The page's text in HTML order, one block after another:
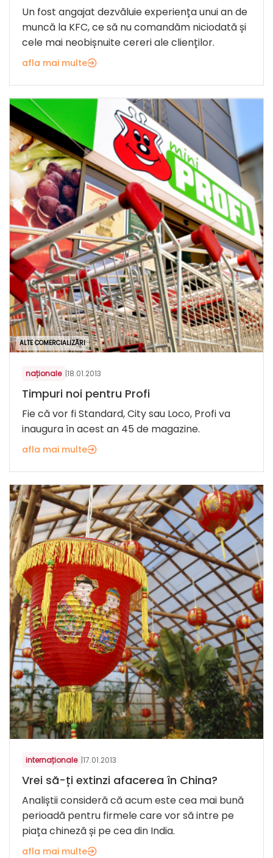
Un fost angajat dezvăluie experiența unui an de
muncă la KFC, ce să nu comandăm niciodată și
cele mai neobișnuite cereri ale clienților.
afla mai multe
ALTE COMERCIALIZĂRI
naționale |18.01.2013
Timpuri noi pentru Profi
Fie că vor fi Standard, City sau Loco, Profi va
inaugura în acest an 45 de magazine.
afla mai multe
internaționale |17.01.2013
Vrei să-ți extinzi afacerea în China?
Analiștii consideră că acum este cea mai bună
perioadă pentru firmele care vor să intre pe
piața chineză și pe cea din India.
afla mai multe